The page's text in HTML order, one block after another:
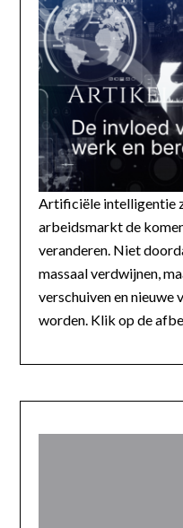
Artificiële intelligentie
arbeidsmarkt de
veranderen. Niet
massaal verdwijnen,
verschuiven en
worden. Klik op de